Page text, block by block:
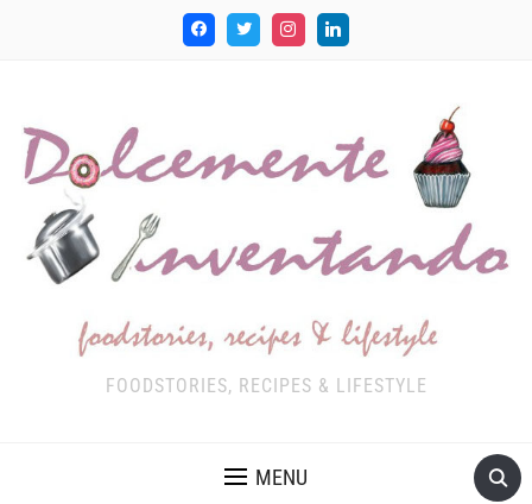
FOODSTORIES, RECIPES & LIFESTYLE
MENU